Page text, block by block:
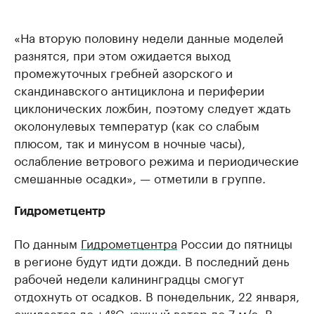
«На вторую половину недели данные моделей
разнятся, при этом ожидается выход
промежуточных гребней азорского и
скандинавского антициклона и периферии
циклонических ложбин, поэтому следует ждать
околонулевых температур (как со слабым
плюсом, так и минусом в ночные часы),
ослабление ветрового режима и периодические
смешанные осадки», — отметили в группе.
Гидрометцентр
По данным Гидрометцентра России до пятницы
в регионе будут идти дожди. В последний день
рабочей недели калининградцы смогут
отдохнуть от осадков. В понедельник, 22 января,